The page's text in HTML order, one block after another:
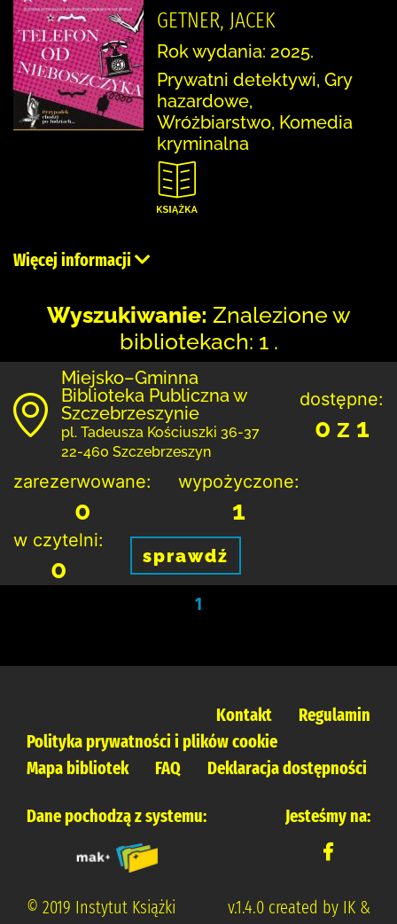
GETNER, JACEK
Rok wydania: 2025.
Prywatni detektywi, Gry
hazardowe,
Wróżbiarstwo, Komedia
kryminalna
Więcej informacji
Wyszukiwanie: Znalezione w
bibliotekach: 1 .
Miejsko–Gminna
Biblioteka Publiczna w
Szczebrzeszynie
pl. Tadeusza Kościuszki 36-37
22-460 Szczebrzeszyn
dostępne:
0 z 1
zarezerwowane:
0
wypożyczone:
1
w czytelni:
0 sprawdź
1
Kontakt
Regulamin
Polityka prywatności i plików cookie
Mapa bibliotek
FAQ Deklaracja dostępności
Dane pochodzą z systemu: Jesteśmy na:
© 2019 Instytut Książki
v.1.4.0 created by IK &